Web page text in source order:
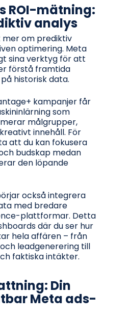
ROI-mätning:
analys
mer om prediktiv
optimering. Meta
sina verktyg för att
förstå framtida
historisk data.
kampanjer får
som
målgrupper,
innehåll. För
att du kan fokusera
budskap medan
den löpande
också integrera
med bredare
plattformar. Detta
där du ser hur
hela affären – från
leadgenerering till
faktiska intäkter.
Din
Meta ads-